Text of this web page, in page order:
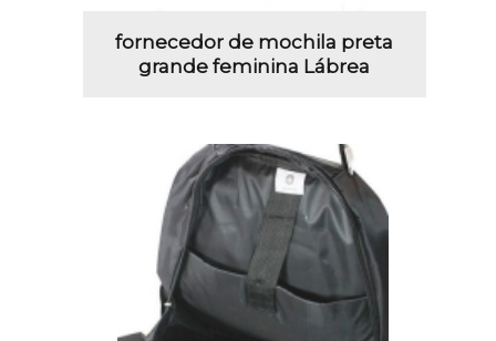
fornecedor de mochila preta
grande feminina Lábrea